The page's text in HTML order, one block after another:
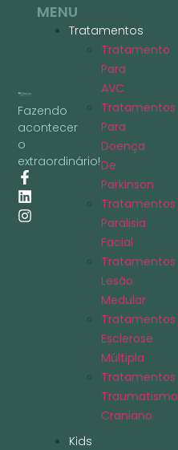
Fazendo
acontecer
o
extraordinário!
MENU
Tratamentos
Tratamento
Para
AVC
Tratamentos
Para
Doença
De
Parkinson
Tratamentos
Paralisia
Facial
Tratamentos
Lesão
Medular
Tratamentos
Esclerose
Múltipla
Tratamentos
Traumatismo
Craniano
Kids